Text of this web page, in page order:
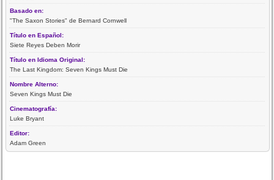
Basado en:
"The Saxon Stories" de Bernard Cornwell
Título en Español:
Siete Reyes Deben Morir
Título en Idioma Original:
The Last Kingdom: Seven Kings Must Die
Nombre Alterno:
Seven Kings Must Die
Cinematografía:
Luke Bryant
Editor:
Adam Green